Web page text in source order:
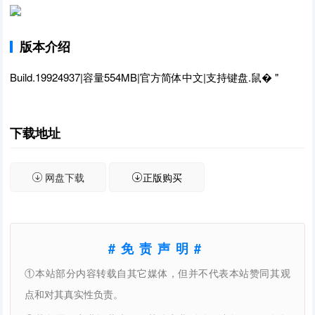
版本介绍
Build.19924937|容量554MB|官方简体中文|支持键盘.鼠� "
下载地址
网盘下载 正版购买
#免责声明#
①本站部分内容转载自其它媒体，但并不代表本站赞同其观
点和对其真实性负责。